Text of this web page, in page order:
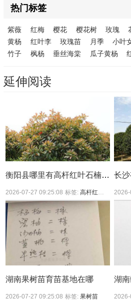
热门标签
紫薇 红梅 樱花 樱花树 玫瑰
黄杨
红叶李 玫瑰苗 月季 小叶
竹子
枫杨 垂丝海棠 瓜子黄杨
延伸阅读
衡阳县哪里有高杆红叶石楠买？
2026-07-27 09:25:08 标签:高杆红叶石楠
长
湖南果树苗育苗基地在哪
2026-07-27 09:25:08 标签:果树苗
湖